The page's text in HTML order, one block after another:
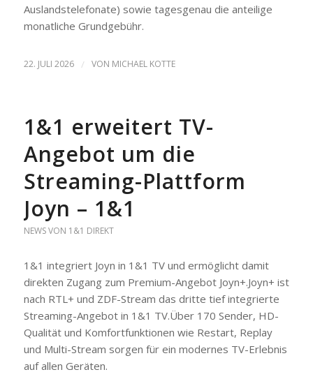
Auslandstelefonate) sowie tagesgenau die anteilige
monatliche Grundgebühr.
22. JULI 2026 / VON MICHAEL KOTTE
1&1 erweitert TV-
Angebot um die
Streaming-Plattform
Joyn – 1&1
NEWS VON 1&1 DIREKT
1&1 integriert Joyn in 1&1 TV und ermöglicht damit
direkten Zugang zum Premium-Angebot Joyn+.Joyn+ ist
nach RTL+ und ZDF-Stream das dritte tief integrierte
Streaming-Angebot in 1&1 TV.Über 170 Sender, HD-
Qualität und Komfortfunktionen wie Restart, Replay
und Multi-Stream sorgen für ein modernes TV-Erlebnis
auf allen Geräten.